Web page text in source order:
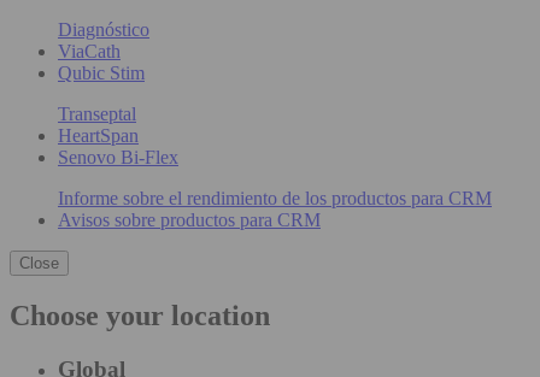
Diagnóstico
ViaCath
Qubic Stim
Transeptal
HeartSpan
Senovo Bi-Flex
Informe sobre el rendimiento de los productos para CRM
Avisos sobre productos para CRM
Close
Choose your location
Global